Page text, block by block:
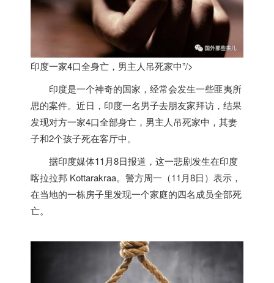
印度一家4口全身亡，男主人吊死家中”/>
印度是一个神奇的国家，经常会发生一些匪夷所
思的案件。近日， 印度一名男子去朋友家拜访，结果
发现对方一家4口全部身亡，男主人吊死家中，其妻
子和2个孩子死在客厅中。
据印度媒体11月8日报道，这一悲剧发生在印度
喀拉拉邦 Kottarakraa。警方周一（11月8日）表示，
在当地的一栋房子里发现一个家庭的四名成员全部死
亡。